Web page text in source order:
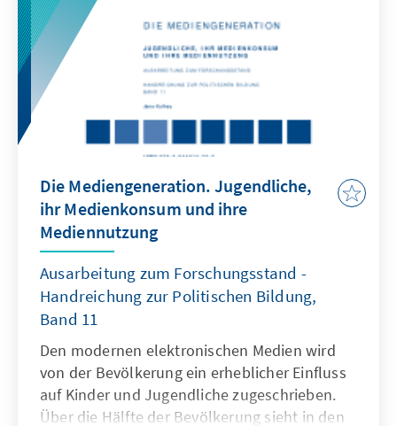
Die Mediengeneration. Jugendliche,
ihr Medienkonsum und ihre
Mediennutzung
Ausarbeitung zum Forschungsstand -
Handreichung zur Politischen Bildung,
Band 11
Den modernen elektronischen Medien wird
von der Bevölkerung ein erheblicher Einfluss
auf Kinder und Jugendliche zugeschrieben.
Über die Hälfte der Bevölkerung sieht in den